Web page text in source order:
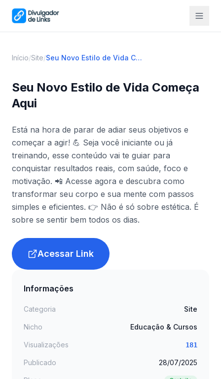
Início/Site/ Seu Novo Estilo de Vida Começa Aqui
Seu Novo Estilo de Vida Começa
Aqui
Está na hora de parar de adiar seus objetivos e
começar a agir! 💪 Seja você iniciante ou já
treinando, esse conteúdo vai te guiar para
conquistar resultados reais, com saúde, foco e
motivação. 📲 Acesse agora e descubra como
transformar seu corpo e sua mente com passos
simples e eficientes. 👉 Não é só sobre estética. É
sobre se sentir bem todos os dias.
Acessar Link
Informações
Categoria Site
Nicho Educação & Cursos
Visualizações 181
Publicado 28/07/2025